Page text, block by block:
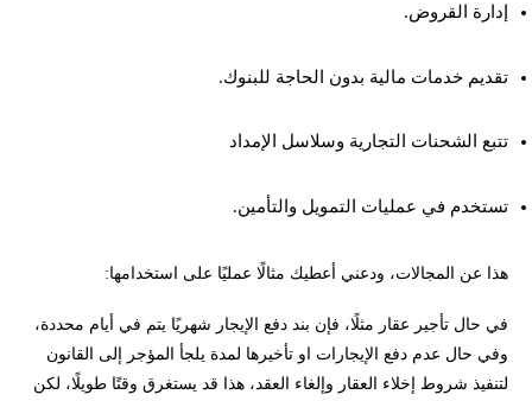
إدارة القروض.
تقديم خدمات مالية بدون الحاجة للبنوك.
تتبع الشحنات التجارية وسلاسل الإمداد
تستخدم في عمليات التمويل والتأمين.
هذا عن المجالات، ودعني أعطيك مثالًا عمليًا على استخدامها:
في حال تأجير عقار مثلًا، فإن بند دفع الإيجار شهريًا يتم في أيام محددة،
وفي حال عدم دفع الإيجارات او تأخيرها لمدة يلجأ المؤجر إلى القانون
لتنفيذ شروط إخلاء العقار وإلغاء العقد، هذا قد يستغرق وقتًا طويلًا، لكن